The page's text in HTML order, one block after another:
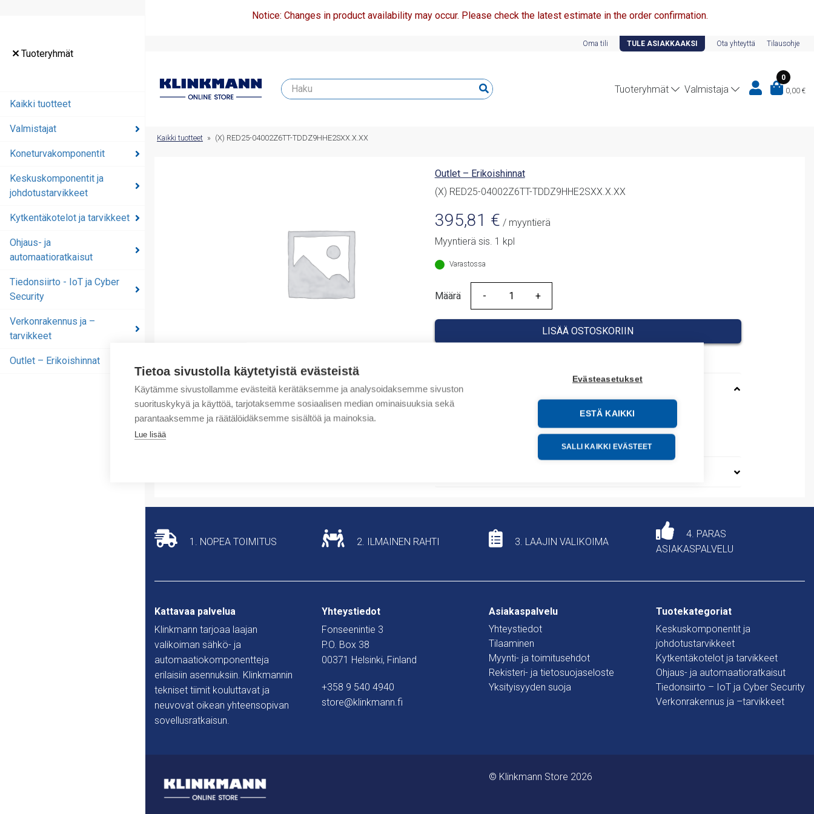
Tietoa sivustolla käytetyistä evästeistä
Käytämme sivustollamme evästeitä kerätäksemme ja analysoidaksemme sivuston
suorituskykyä ja käyttöä, tarjotaksemme sosiaalisen median ominaisuuksia sekä
parantaaksemme ja räätälöidäksemme sisältöä ja mainoksia.
Lue lisää
Evästeasetukset
ESTÄ KAIKKI
SALLI KAIKKI EVÄSTEET
Tuoteryhmät
Kaikki tuotteet
Valmistajat
Koneturvakomponentit
Keskuskomponentit ja
johdotustarvikkeet
Kytkentäkotelot ja tarvikkeet
Ohjaus- ja
automaatioratkaisut
Tiedonsiirto - IoT ja Cyber
Security
Verkonrakennus ja –
tarvikkeet
Outlet – Erikoishinnat
Notice: Changes in product availability may occur. Please check the latest estimate in the order confirmation.
Oma tili TULE ASIAKKAAKSI Ota yhteyttä Tilausohje
Tuoteryhmät Valmistaja
0
0,00 €
Outlet – Erikoishinnat
Kaikki tuotteet » (X) RED25-04002Z6TT-TDDZ9HHE2SXX.X.XX
Outlet – Erikoishinnat
(X) RED25-04002Z6TT-TDDZ9HHE2SXX.X.XX
395,81 € / myyntierä
Myyntierä sis. 1 kpl
Varastossa
Määrä
Määrä
LISÄÄ OSTOSKORIIN
Tuotekoodit
Tilauskoodi: RED2504002Z6TTTDDZ
Tuotteen tullikoodi: 85176200
1. NOPEA TOIMITUS 2. ILMAINEN RAHTI 3. LAAJIN VALIKOIMA
4. PARAS
ASIAKASPALVELU
Kattavaa palvelua
Klinkmann tarjoaa laajan
valikoiman sähkö- ja
automaatiokomponentteja
erilaisiin asennuksiin. Klinkmannin
tekniset tiimit kouluttavat ja
neuvovat oikean yhteensopivan
sovellusratkaisun.
Yhteystiedot
Fonseenintie 3
P.O. Box 38
00371 Helsinki, Finland
+358 9 540 4940
store@klinkmann.fi
Asiakaspalvelu
Yhteystiedot
Tilaaminen
Myynti- ja toimitusehdot
Rekisteri- ja tietosuojaseloste
Yksityisyyden suoja
Tuotekategoriat
Keskuskomponentit ja
johdotustarvikkeet
Kytkentäkotelot ja tarvikkeet
Ohjaus- ja automaatioratkaisut
Tiedonsiirto – IoT ja Cyber Security
Verkonrakennus ja –tarvikkeet
© Klinkmann Store 2026